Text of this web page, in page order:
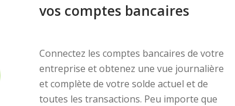
vos comptes bancaires
Connectez les comptes bancaires de votre
entreprise et obtenez une vue journalière
et complète de votre solde actuel et de
toutes les transactions. Peu importe que